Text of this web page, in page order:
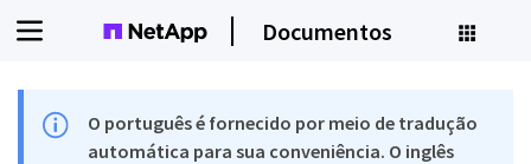
Documentos
O português é fornecido por meio de tradução
automática para sua conveniência. O inglês